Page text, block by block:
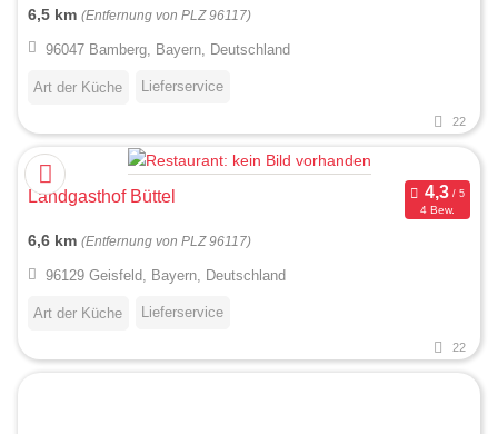
6,5 km (Entfernung von PLZ 96117)
96047 Bamberg, Bayern, Deutschland
Art der Küche Lieferservice
22
Landgasthof Büttel
4 Bew.
6,6 km (Entfernung von PLZ 96117)
96129 Geisfeld, Bayern, Deutschland
Art der Küche Lieferservice
22